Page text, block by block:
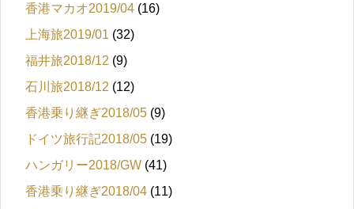
香港マカオ2019/04 (16)
上海旅2019/01 (32)
福井旅2018/12 (9)
石川旅2018/12 (12)
香港乗り継ぎ2018/05 (9)
ドイツ旅行記2018/05 (19)
ハンガリー2018/GW (41)
香港乗り継ぎ2018/04 (11)